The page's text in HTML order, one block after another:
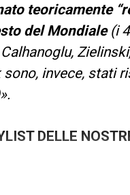
teoricamente
del Mondiale(i
sono, invece, stati
».
DELLE